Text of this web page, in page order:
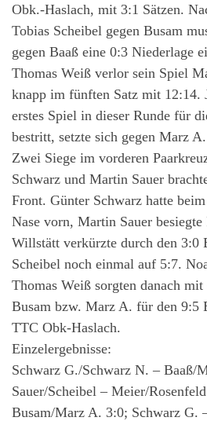
Obk.-Haslach, mit 3:1 Sätzen.
Tobias Scheibel gegen Busam
gegen Baaß eine 0:3 Niederlage
Thomas Weiß verlor sein Spiel
knapp im fünften Satz mit 12:14.
erstes Spiel in dieser Runde für
bestritt, setzte sich gegen Marz
Zwei Siege im vorderen
Schwarz und Martin Sauer
Front. Günter Schwarz hatte
Nase vorn, Martin Sauer
Willstätt verkürzte durch den 3:0
Scheibel noch einmal auf 5:7.
Thomas Weiß sorgten danach
Busam bzw. Marz A. für den 9:5
TTC Obk-Haslach.
Einzelergebnisse:
Schwarz G./Schwarz N. – Baaß/
Sauer/Scheibel – Meier/
Busam/Marz A. 3:0; Schwarz G.